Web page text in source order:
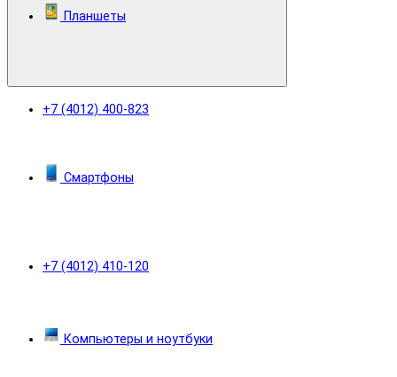
+7 (4012) 400-823
+7 (4012) 410-120
Планшеты
Смартфоны
Компьютеры и ноутбуки